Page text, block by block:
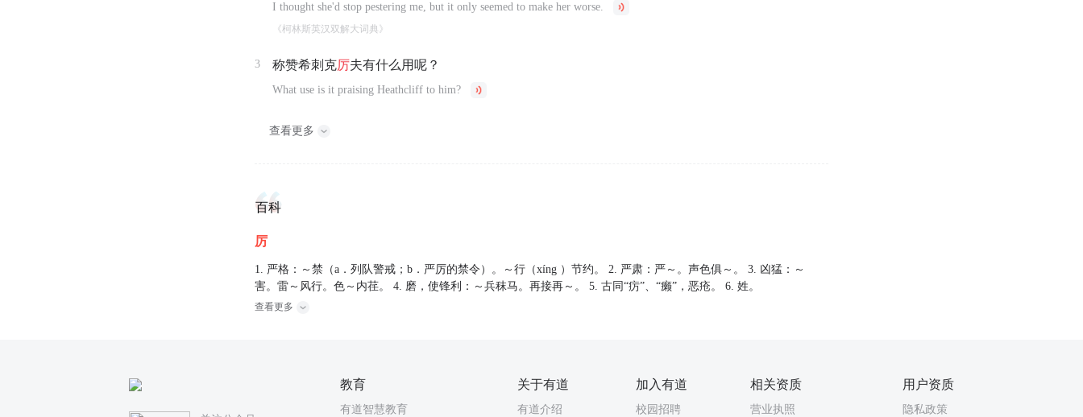
I thought she'd stop pestering me, but it only seemed to make her worse.
《柯林斯英汉双解大词典》
3 称赞希刺克厉夫有什么用呢？
What use is it praising Heathcliff to him?
查看更多
百科
厉
1. 严格：～禁（a．列队警戒；b．严厉的禁令）。～行（xíng ）节约。 2. 严肃：严～。声色俱～。 3. 凶猛：～
害。雷～风行。色～内荏。 4. 磨，使锋利：～兵秣马。再接再～。 5. 古同“疠”、“癞”，恶疮。 6. 姓。
查看更多
教育
有道智慧教育
关于有道
有道介绍
加入有道
校园招聘
相关资质
营业执照
用户资质
隐私政策